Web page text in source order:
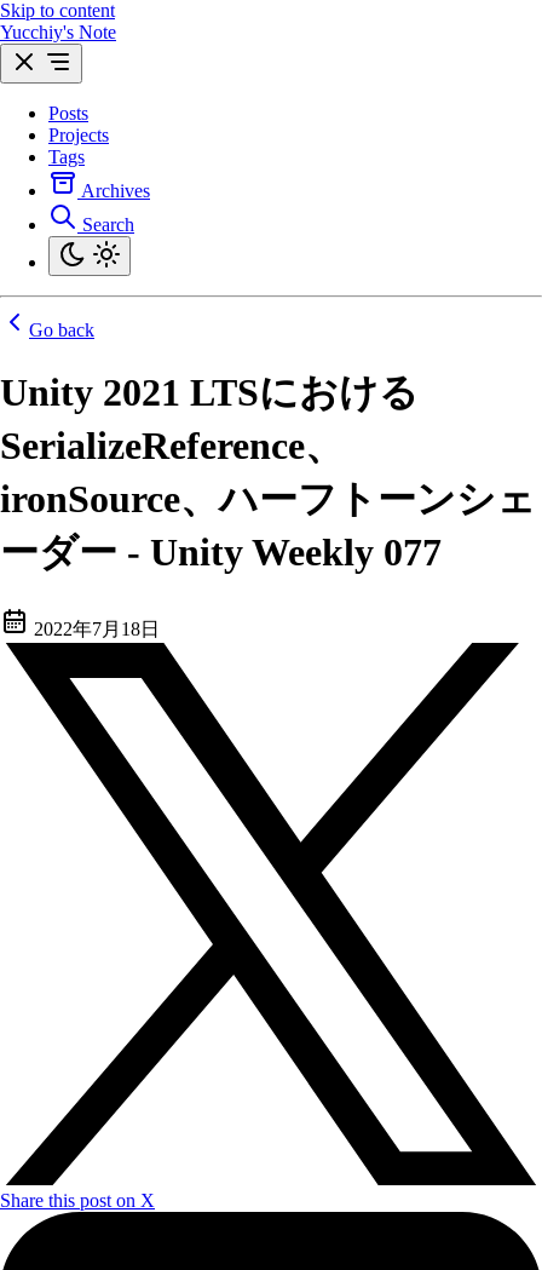
Skip to content
Yucchiy's Note
Posts
Projects
Tags
Archives
Search
Go back
Unity 2021 LTSにおける
SerializeReference、
ironSource、ハーフトーンシェ
ーダー - Unity Weekly 077
2022年7月18日
Share this post on X